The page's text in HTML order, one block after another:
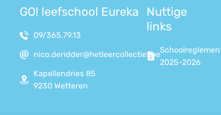
GO! leefschool Eureka
09/365.79.13
nico.deridder@hetleercollectief.be
Kapellendries 85
9230 Wetteren
Nuttige
links
2025-2026